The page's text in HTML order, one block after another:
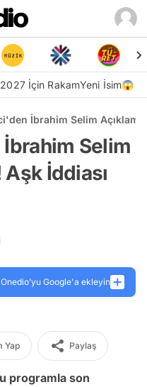
2027 İçin RakamYeni İsim😱
İbrahim Selim
Selim
Aşk İddiası
Onedio’yu Google'a ekleyin
Yap Paylaş
programla son